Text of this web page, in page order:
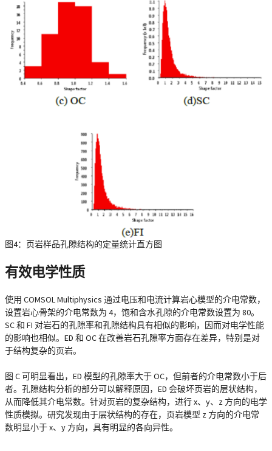
图4：页岩样品孔隙结构的定量统计直方图
有效电学性质
使用 COMSOL Multiphysics 通过电压和电流计算岩心模型的介电常数，
设置岩心骨架的介电常数为 4，饱和含水孔隙的介电常数设置为 80。
SC 和 FI 对岩石的孔隙率和孔隙结构具有相似的影响，因而对电学性能
的影响也相似。ED 和 OC 在改善岩石孔隙率方面存在差异，特别是对
于结构复杂的页岩。
图 C 可明显看出，ED 模型的孔隙率大于 OC，但前者的介电常数小于后
者。孔隙结构分析的部分可以解释原因，ED 会破坏页岩的层状结构，
从而降低其介电常数。针对页岩的复杂结构，进行 x、y、z 方向的电学
性质模拟。研究发现由于层状结构的存在，页岩模型 z 方向的介电常
数明显小于 x、y 方向，具有明显的各向异性。